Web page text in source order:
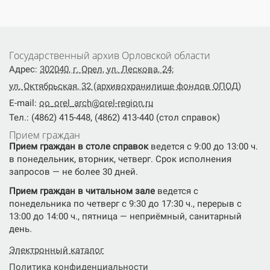
Государственный архив Орловской области
Адрес: 302040, г. Орел, ул. Лескова, 24;
ул. Октябрьская, 32 (архивохранилище фондов ОПОД)
E-mail: oo_orel_arch@orel-region.ru
Тел.: (4862) 415-448, (4862) 413-440 (стол справок)
Прием граждан
Прием граждан в столе справокведется с 9:00 до 13:00 ч.
в понедельник, вторник, четверг. Срок исполнения
запросов — не более 30 дней.
Прием граждан в читальном зале ведется с
понедельника по четверг с 9:30 до 17:30 ч., перерыв с
13:00 до 14:00 ч., пятница — неприёмный, санитарный
день.
Электронный каталог
Политика конфиденциальности